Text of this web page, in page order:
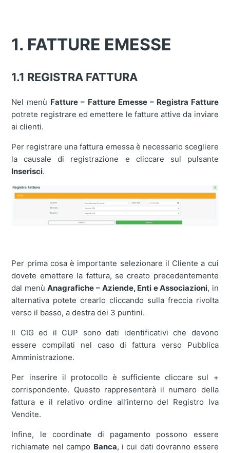
1. FATTURE EMESSE
1.1 REGISTRA FATTURA
Nel menù Fatture – Fatture Emesse – Registra Fatture
potrete registrare ed emettere le fatture attive da inviare
ai clienti.
Per registrare una fattura emessa è necessario scegliere
la causale di registrazione e cliccare sul pulsante
Inserisci.
Per prima cosa è importante selezionare il Cliente a cui
dovete emettere la fattura, se creato precedentemente
dal menùAnagrafiche – Aziende, Enti e Associazioni, in
alternativa potete crearlo cliccando sulla freccia rivolta
verso il basso, a destra dei 3 puntini.
Il CIG ed il CUP sono dati identificativi che devono
essere compilati nel caso di fattura verso Pubblica
Amministrazione.
Per inserire il protocollo è sufficiente cliccare sul +
corrispondente. Questo rappresenterà il numero della
fattura e il relativo ordine all’interno del Registro Iva
Vendite.
Infine, le coordinate di pagamento possono essere
richiamate nel campo Banca, i cui dati dovranno essere